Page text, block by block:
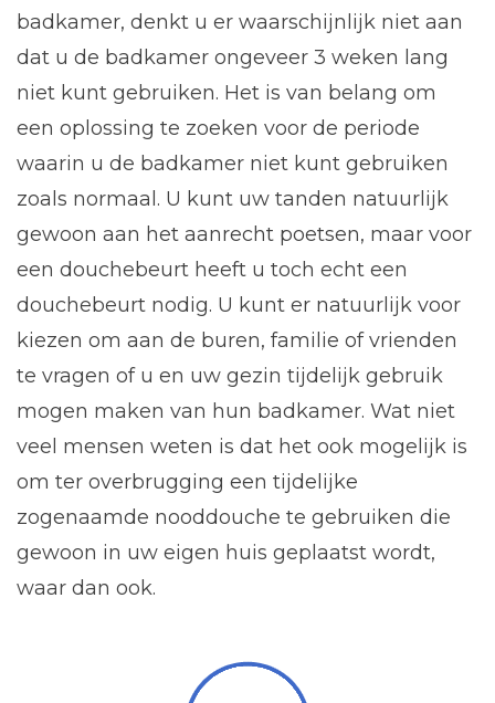
badkamer, denkt u er waarschijnlijk niet aan
dat u de badkamer ongeveer 3 weken lang
niet kunt gebruiken. Het is van belang om
een oplossing te zoeken voor de periode
waarin u de badkamer niet kunt gebruiken
zoals normaal. U kunt uw tanden natuurlijk
gewoon aan het aanrecht poetsen, maar voor
een douchebeurt heeft u toch echt een
douchebeurt nodig. U kunt er natuurlijk voor
kiezen om aan de buren, familie of vrienden
te vragen of u en uw gezin tijdelijk gebruik
mogen maken van hun badkamer. Wat niet
veel mensen weten is dat het ook mogelijk is
om ter overbrugging een tijdelijke
zogenaamde nooddouche te gebruiken die
gewoon in uw eigen huis geplaatst wordt,
waar dan ook.